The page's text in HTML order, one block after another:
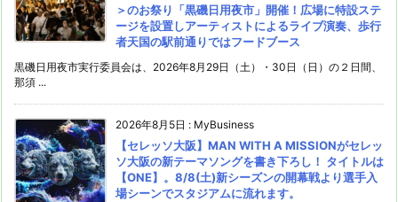
＞のお祭り「黒磯日用夜市」開催！広場に特設ステ
ージを設置しアーティストによるライブ演奏、歩行
者天国の駅前通りではフードブース
黒磯日用夜市実行委員会は、2026年8月29日（土）・30日（日）の２日間、
那須 ...
2026年8月5日 : MyBusiness
【セレッソ大阪】MAN WITH A MISSIONがセレッ
ソ大阪の新テーマソングを書き下ろし！ タイトルは
【ONE】。8/8(土)新シーズンの開幕戦より選手入
場シーンでスタジアムに流れます。